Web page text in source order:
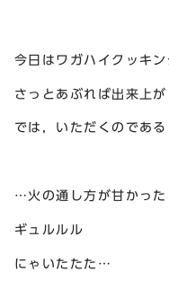
今日はワガハイクッキ
さっとあぶれば出来上が
では，いただくのである
…火の通し方が甘かった
ギュルルル
にゃいたたた…